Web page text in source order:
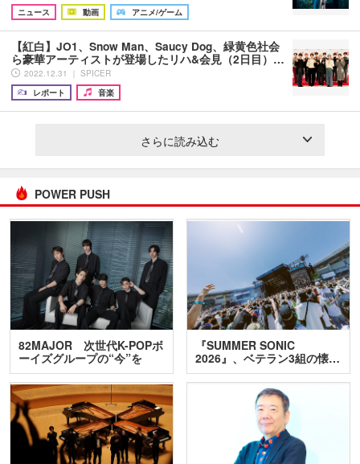
ニュース
動画 アニメ/ゲーム
【紅白】JO1、Snow Man、Saucy Dog、緑黄色社会
ら豪華アーティストが登場したリハ&会見（2日目）…
2022.12.31 ｜ SPICER
レポート
音楽
さらに読み込む
POWER PUSH
82MAJOR 次世代K-POPボ
ーイズグループの“今”を
訊…
『SUMMER SONIC
2026』、ベテラン3組の懐…